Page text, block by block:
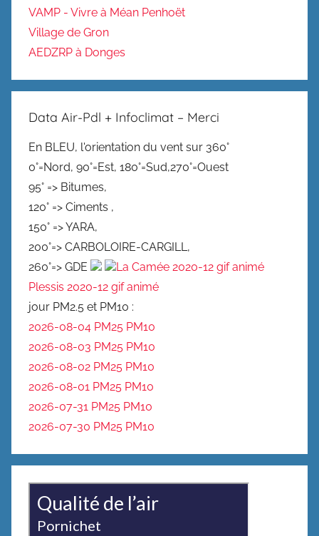
VAMP - Vivre à Méan Penhoët
Village de Gron
AEDZRP à Donges
Data Air-Pdl + Infoclimat – Merci
En BLEU, l'orientation du vent sur 360°
0°=Nord, 90°=Est, 180°=Sud,270°=Ouest
95° => Bitumes,
120° => Ciments ,
150° => YARA,
200°=> CARBOLOIRE-CARGILL,
260°=> GDE
La Camée 2020-12 gif animé
Plessis 2020-12 gif animé
jour PM2.5 et PM10 :
2026-08-04 PM25 PM10
2026-08-03 PM25 PM10
2026-08-02 PM25 PM10
2026-08-01 PM25 PM10
2026-07-31 PM25 PM10
2026-07-30 PM25 PM10